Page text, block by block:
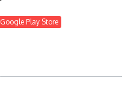
Google Play Store